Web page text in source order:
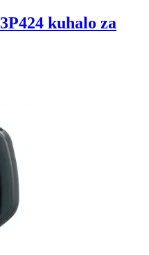
kuhalo za